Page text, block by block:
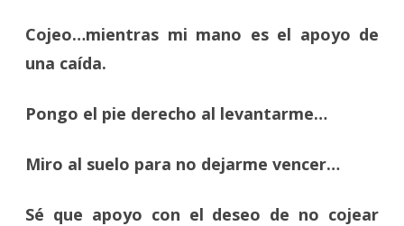
Cojeo…mientras mi mano es el apoyo de
una caída.
Pongo el pie derecho al levantarme…
Miro al suelo para no dejarme vencer…
Sé que apoyo con el deseo de no cojear